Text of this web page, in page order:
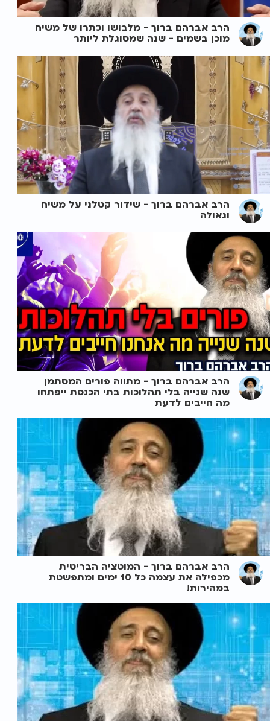
הרב אברהם ברוך - מלבושו וכתרו של משיח
מוכן בשמים - שנה שמסוגלת ליותר
הרב אברהם ברוך - שידור קטלני על משיח
וגאולה
הרב אברהם ברוך - מתווה פורים המסתמן
שנה שנייה בלי תהלוכות בתי הכנסת ייפתחו
מה חייבים לדעת
הרב אברהם ברוך - המוטציה הבריטית
מכפילה את עצמה כל 10 ימים ומתפשטת
במהירות!